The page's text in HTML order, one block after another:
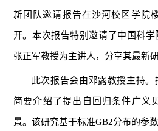
新团队邀请报告在沙河校区学院
开。本次报告特别邀请了中国科
张正军教授为主讲人，分享其最新研
此次报告会由邓露教授主持
简要介绍了提出自回归条件广义
景。该研究基于标准GB2分布的参